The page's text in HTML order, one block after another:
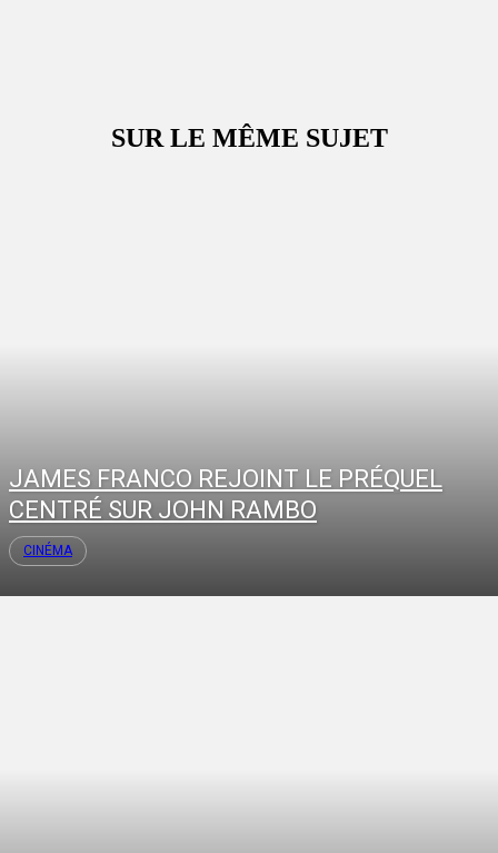
SUR LE MÊME SUJET
JAMES FRANCO REJOINT LE PRÉQUEL
CENTRÉ SUR JOHN RAMBO
CINÉMA